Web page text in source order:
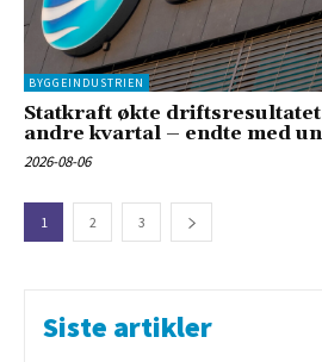
BYGGEINDUSTRIEN
Statkraft økte
andre kvartal – endte med
2026-08-06
1 2 3
Siste artikler